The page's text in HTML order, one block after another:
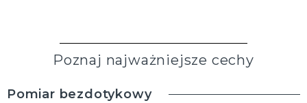
Poznaj najważniejsze cechy
Pomiar bezdotykowy